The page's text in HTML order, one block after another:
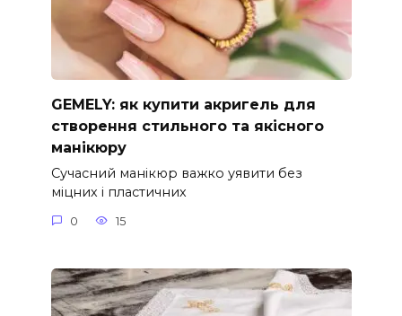
GEMELY: як купити акригель для
створення стильного та якісного
манікюру
Сучасний манікюр важко уявити без
міцних і пластичних
0 15